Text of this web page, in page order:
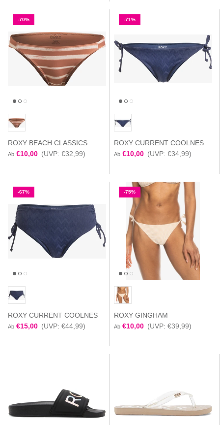
-70%
ROXY BEACH CLASSICS
Ab €10,00 (UVP: €32,99)
-71%
ROXY CURRENT COOLNES
Ab €10,00 (UVP: €34,99)
-67%
ROXY CURRENT COOLNES
Ab €15,00 (UVP: €44,99)
-75%
ROXY GINGHAM
Ab €10,00 (UVP: €39,99)